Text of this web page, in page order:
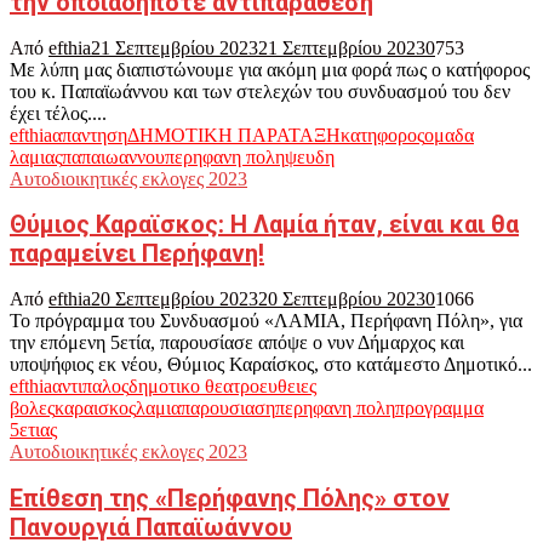
Από efthia21 Σεπτεμβρίου 202321 Σεπτεμβρίου 20230753
Με λύπη μας διαπιστώνουμε για ακόμη μια φορά πως ο κατήφορος
του κ. Παπαϊωάννου και των στελεχών του συνδυασμού του δεν
έχει τέλος....
efthiaαπαντησηΔΗΜΟΤΙΚΗ ΠΑΡΑΤΑΞΗκατηφοροςομαδα
λαμιαςπαπαιωαννουπερηφανη ποληψευδη
Αυτοδιοικητικές εκλογες 2023
Θύμιος Καραϊσκος: Η Λαμία ήταν, είναι και θα
παραμείνει Περήφανη!
Από efthia20 Σεπτεμβρίου 202320 Σεπτεμβρίου 202301066
Το πρόγραμμα του Συνδυασμού «ΛΑΜΙΑ, Περήφανη Πόλη», για
την επόμενη 5ετία, παρουσίασε απόψε ο νυν Δήμαρχος και
υποψήφιος εκ νέου, Θύμιος Καραίσκος, στο κατάμεστο Δημοτικό...
efthiaαντιπαλοςδημοτικο θεατροευθειες
βολεςκαραισκοςλαμιαπαρουσιασηπερηφανη ποληπρογραμμα
5ετιας
Αυτοδιοικητικές εκλογες 2023
Επίθεση της «Περήφανης Πόλης» στον
Πανουργιά Παπαϊωάννου